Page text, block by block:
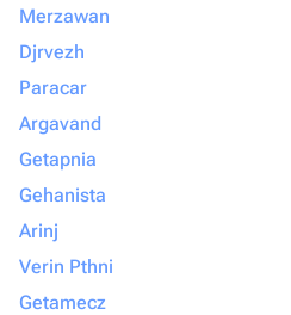
Merzawan
Djrvezh
Paracar
Argavand
Getapnia
Gehanista
Arinj
Verin Pthni
Getamecz